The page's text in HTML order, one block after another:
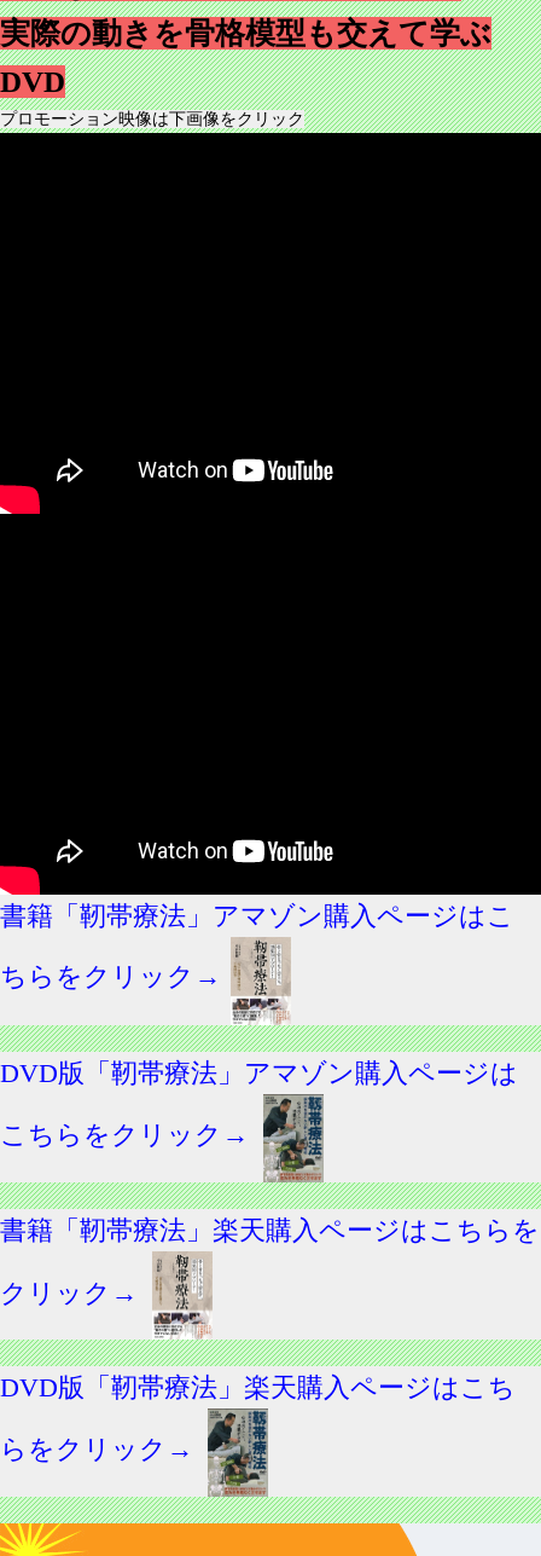
実際の動きを骨格模型も交えて学ぶ
DVD
プロモーション映像は下画像をクリック
書籍「靭帯療法」アマゾン購入ページはこ
ちらをクリック→
DVD版「靭帯療法」アマゾン購入ページは
こちらをクリック→
書籍「靭帯療法」楽天購入ページはこちらを
クリック→
DVD版「靭帯療法」楽天購入ページはこち
らをクリック→